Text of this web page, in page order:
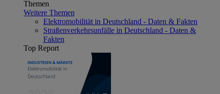
Themen
Weitere Themen
Elektromobilität in Deutschland - Daten & Fakten
Straßenverkehrsunfälle in Deutschland - Daten &
Fakten
Top Report